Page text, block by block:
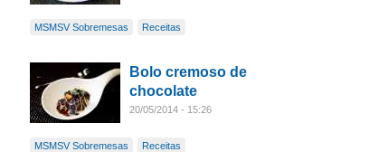
MSMSV Sobremesas Receitas
Bolo cremoso de
chocolate
20/05/2014 - 15:26
MSMSV Sobremesas Receitas